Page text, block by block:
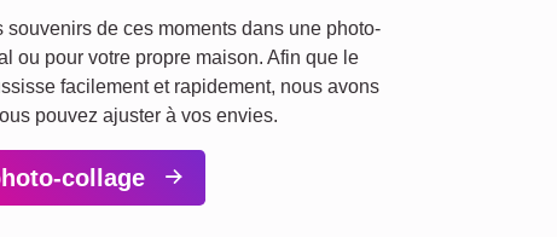
de ces moments dans une photo-
ou pour votre propre maison. Afin que le
facilement et rapidement, nous avons
pouvez ajuster à vos envies.
collage